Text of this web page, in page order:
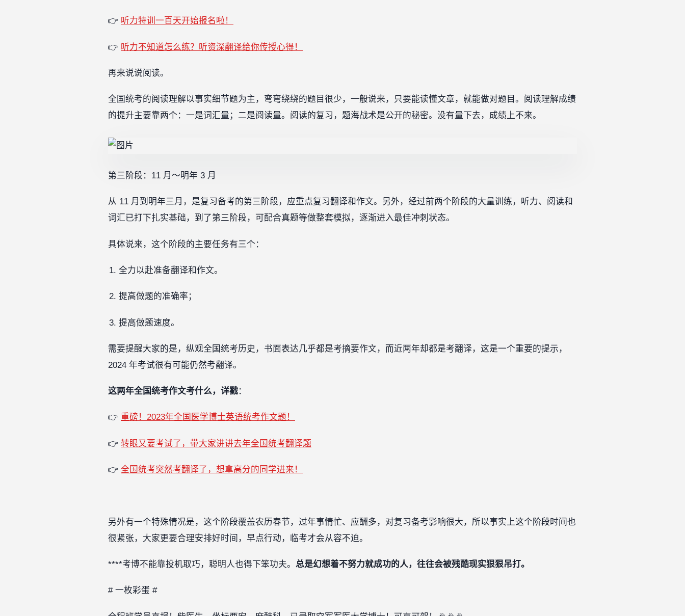
👉 听力特训一百天开始报名啦！
👉 听力不知道怎么练？听资深翻译给你传授心得！
再来说说阅读。
全国统考的阅读理解以事实细节题为主，弯弯绕绕的题目很少，一般说来，只要能读懂文章，就能做对题目。阅读理解成绩
的提升主要靠两个：一是词汇量；二是阅读量。阅读的复习，题海战术是公开的秘密。没有量下去，成绩上不来。
第三阶段：11 月～明年 3 月
从 11 月到明年三月，是复习备考的第三阶段，应重点复习翻译和作文。另外，经过前两个阶段的大量训练，听力、阅读和
词汇已打下扎实基础，到了第三阶段，可配合真题等做整套模拟，逐渐进入最佳冲刺状态。
具体说来，这个阶段的主要任务有三个：
全力以赴准备翻译和作文。
提高做题的准确率；
提高做题速度。‍
需要提醒大家的是，纵观全国统考历史，书面表达几乎都是考摘要作文，而近两年却都是考翻译，这是一个重要的提示，
2024 年考试很有可能仍然考翻译。‍‍‍‍‍‍‍‍‍
这两年全国统考作文考什么，详戳：
👉 重磅！2023年全国医学博士英语统考作文题！
👉 转眼又要考试了，带大家讲讲去年全国统考翻译题
👉 全国统考突然考翻译了，想拿高分的同学进来！
另外有一个特殊情况是，这个阶段覆盖农历春节，过年事情忙、应酬多，对复习备考影响很大，所以事实上这个阶段时间也
很紧张，大家更要合理安排好时间，早点行动，临考才会从容不迫。
****考博不能靠投机取巧，聪明人也得下笨功夫。 总是幻想着不努力就成功的人，往往会被残酷现实狠狠吊打。
# 一枚彩蛋 #